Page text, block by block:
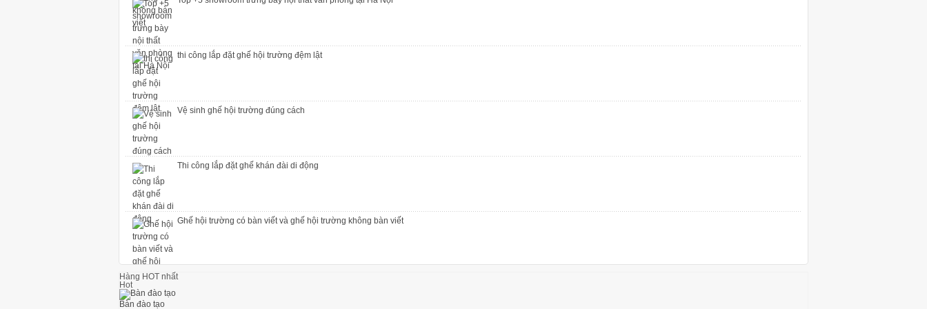
Hàng HOT nhất
Hot
Bàn đào tạo